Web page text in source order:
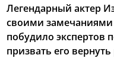
Легендарный актер
своими замечаниями
побудило экспертов
призвать его